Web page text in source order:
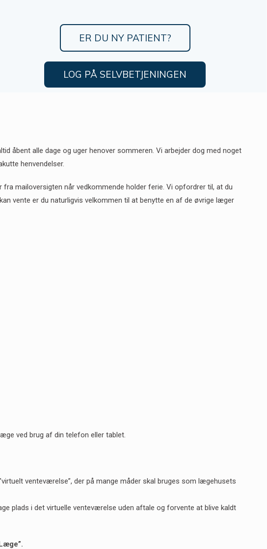
ER DU NY PATIENT?
LOG PÅ SELVBETJENINGEN
åbent alle dage og uger henover sommeren. Vi arbejder dog med noget
henvendelser.
mailoversigten når vedkommende holder ferie. Vi opfordrer til, at du
vente er du naturligvis velkommen til at benytte en af de øvrige læger
ved brug af din telefon eller tablet.
venteværelse”, der på mange måder skal bruges som lægehusets
plads i det virtuelle venteværelse uden aftale og forvente at blive kaldt